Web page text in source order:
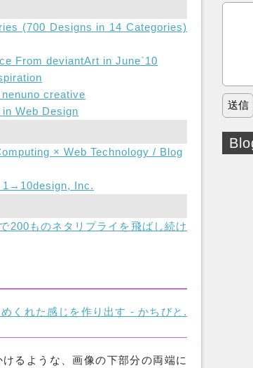
(700 Designs in 14 Categories)
From deviantArt in June`10
creative
Web Design
× Web Technology / Blog
1→10design, Inc.
200ものネタリプライを飛ばし続け
くれた感じを作り出す - かちびと.
るような、画像の下部分の両端に